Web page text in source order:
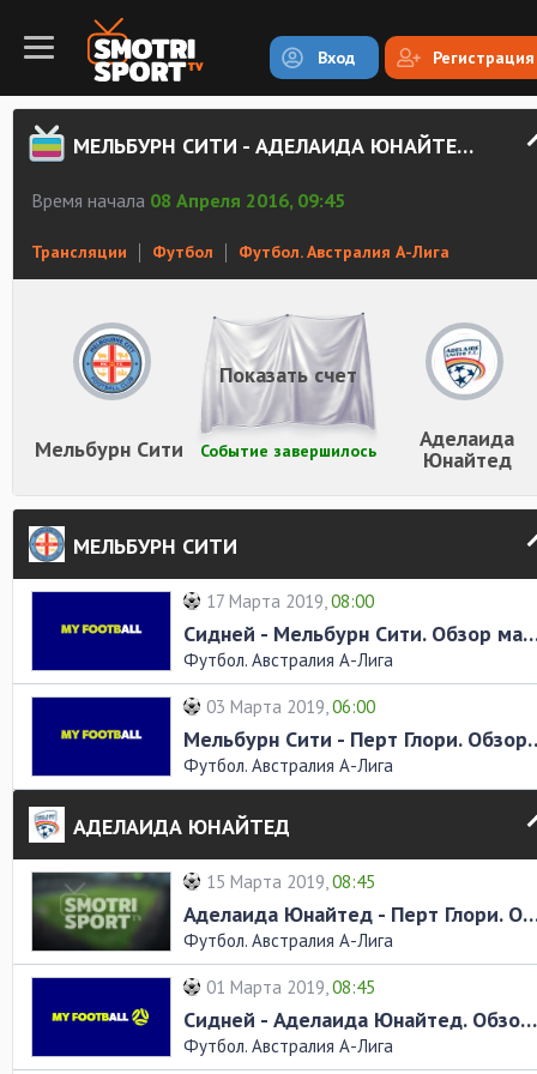
Вход Регистрация
МЕЛЬБУРН СИТИ - АДЕЛАИДА ЮНАЙТЕД СМОТРЕТЬ ОНЛАЙН
Время начала 08 Апреля 2016, 09:45
Трансляции Футбол Футбол. Австралия А-Лига
Мельбурн Сити Аделаида
Юнайтед
Событие завершилось
Показать счет
МЕЛЬБУРН СИТИ
17 Марта 2019,08:00
Сидней - Мельбурн
Футбол. Австралия А-Лига
03 Марта 2019,06:00
Мельбурн
Футбол. Австралия А-Лига
АДЕЛАИДА ЮНАЙТЕД
15 Марта 2019,08:45
Аделаида Юнайтед - Перт
Футбол. Австралия А-Лига
01 Марта 2019,08:45
Сидней - Аделаида Юнайтед. Обзор матча
Футбол. Австралия А-Лига